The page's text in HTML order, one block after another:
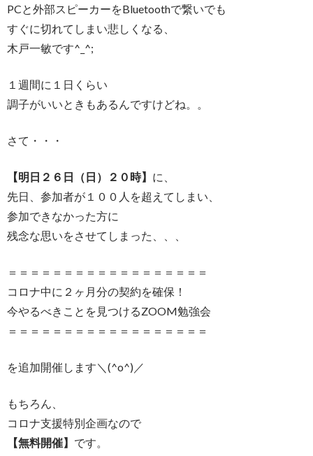
PCと外部スピーカーをBluetoothで繋いでも
すぐに切れてしまい悲しくなる、
木戸一敏です^_^;
１週間に１日くらい
調子がいいときもあるんですけどね。。
さて・・・
【明日２６日（日）２０時】 に、
先日、参加者が１００人を超えてしまい、
参加できなかった方に
残念な思いをさせてしまった、、、
＝＝＝＝＝＝＝＝＝＝＝＝＝＝＝＝＝＝
コロナ中に２ヶ月分の契約を確保！
今やるべきことを見つけるZOOM勉強会
＝＝＝＝＝＝＝＝＝＝＝＝＝＝＝＝＝＝
を追加開催します＼(^o^)／
もちろん、
コロナ支援特別企画なので
【無料開催】 です。